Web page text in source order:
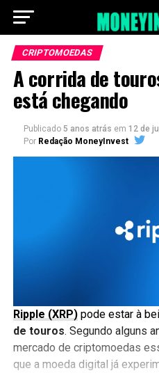
CRIPTOMOEDAS
A corrida de
está chegando
Publicado 5 anos atrás em 12 de
Por Redação MoneyInvest
Ripple (XRP)pode estar à
de touros. Segundo alguns
mercado de criptomoedas
que a moeda digital já